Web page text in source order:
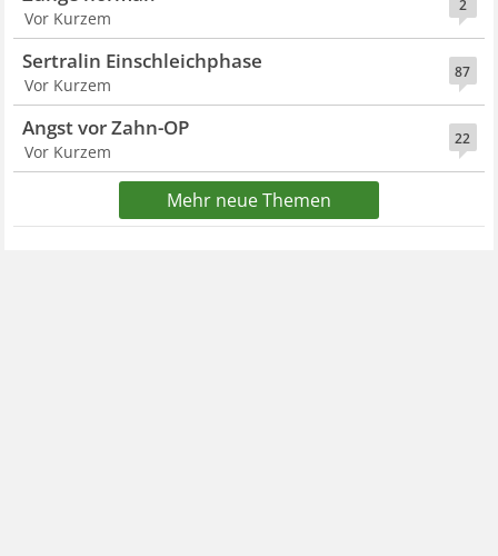
2
Vor Kurzem
87
Sertralin Einschleichphase
Vor Kurzem
22
Angst vor Zahn-OP
Vor Kurzem
Mehr neue Themen